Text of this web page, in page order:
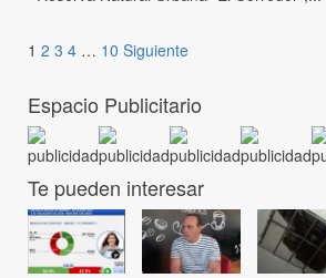
1 2 3 4 … 10 Siguiente
Espacio Publicitario
Te pueden interesar